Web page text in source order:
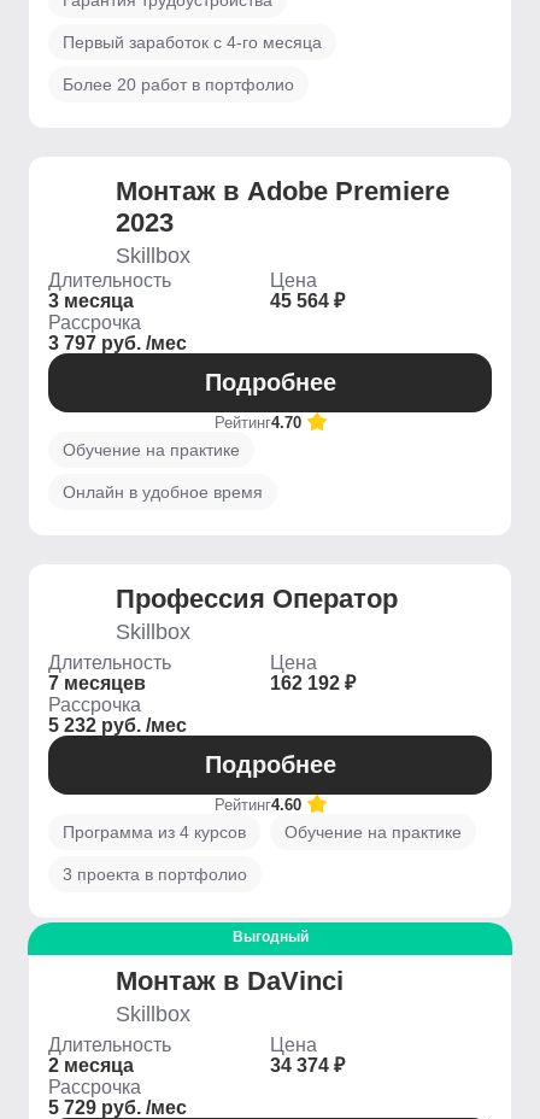
Первый заработок с 4-го месяца
Более 20 работ в портфолио
Монтаж в Adobe Premiere
2023
Skillbox
Длительность
3 месяца
Цена
45 564 ₽
Рассрочка
3 797 руб. /мес
Подробнее
Рейтинг4.70
Обучение на практике
Онлайн в удобное время
Профессия Оператор
Skillbox
Длительность
7 месяцев
Цена
162 192 ₽
Рассрочка
5 232 руб. /мес
Подробнее
Рейтинг4.60
Программа из 4 курсов Обучение на практике
3 проекта в портфолио
Выгодный
Монтаж в DaVinci
Skillbox
Длительность
2 месяца
Цена
34 374 ₽
Рассрочка
5 729 руб. /мес